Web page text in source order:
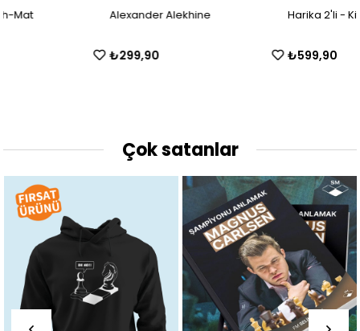
Alexander Alekhine Harika 2'li - Kitap + Takım
Çok satanlar